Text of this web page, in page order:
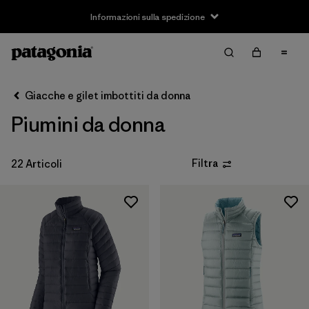
Informazioni sulla spedizione
Filtra per
Taglia
XS (21)
(22)
(22)
Giacche e gilet imbottiti da donna
Piumini da donna
22 Articoli Filtra